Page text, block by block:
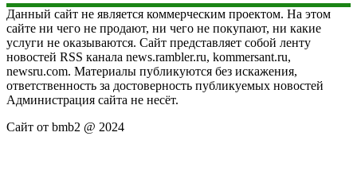
Данный сайт не является коммерческим проектом. На этом
сайте ни чего не продают, ни чего не покупают, ни какие
услуги не оказываются. Сайт представляет собой ленту
новостей RSS канала news.rambler.ru, kommersant.ru,
newsru.com. Материалы публикуются без искажения,
ответственность за достоверность публикуемых новостей
Администрация сайта не несёт.
Сайт от bmb2 @ 2024